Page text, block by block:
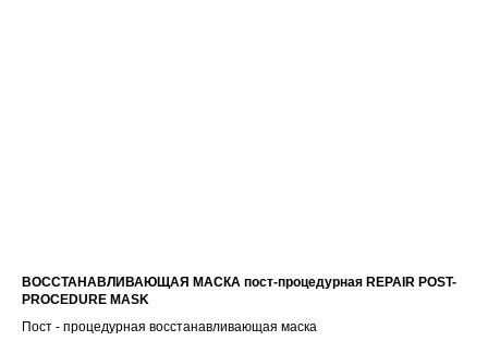
ВОССТАНАВЛИВАЮЩАЯ МАСКА пост-процедурная REPAIR POST-
PROCEDURE MASK
Пост - процедурная восстанавливающая маска